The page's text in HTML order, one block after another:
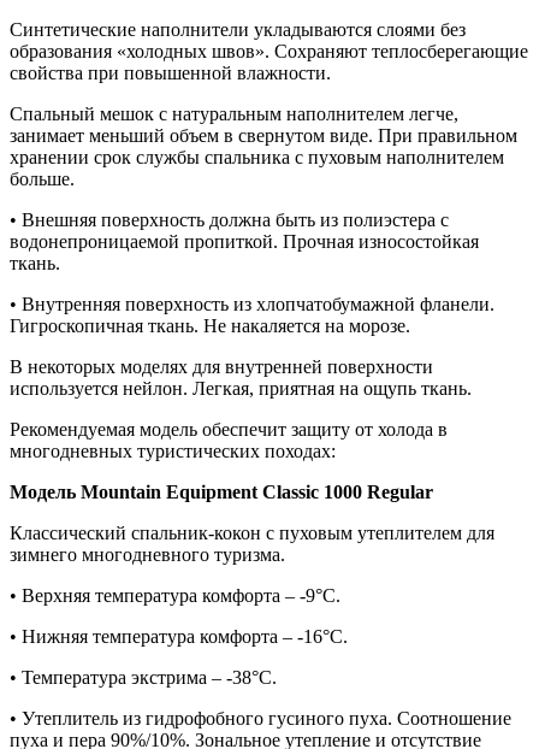
Синтетические наполнители укладываются слоями без
образования «холодных швов». Сохраняют теплосберегающие
свойства при повышенной влажности.
Спальный мешок с натуральным наполнителем легче,
занимает меньший объем в свернутом виде. При правильном
хранении срок службы спальника с пуховым наполнителем
больше.
• Внешняя поверхность должна быть из полиэстера с
водонепроницаемой пропиткой. Прочная износостойкая
ткань.
• Внутренняя поверхность из хлопчатобумажной фланели.
Гигроскопичная ткань. Не накаляется на морозе.
В некоторых моделях для внутренней поверхности
используется нейлон. Легкая, приятная на ощупь ткань.
Рекомендуемая модель обеспечит защиту от холода в
многодневных туристических походах:
Модель Mountain Equipment Classic 1000 Regular
Классический спальник-кокон с пуховым утеплителем для
зимнего многодневного туризма.
• Верхняя температура комфорта – -9°C.
• Нижняя температура комфорта – -16°C.
• Температура экстрима – -38°C.
• Утеплитель из гидрофобного гусиного пуха. Соотношение
пуха и пера 90%/10%. Зональное утепление и отсутствие